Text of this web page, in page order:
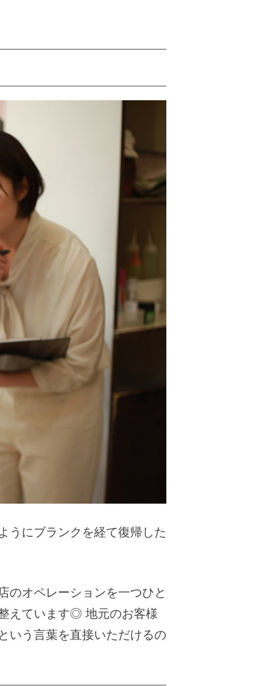
うにブランクを経て復帰した
のオペレーションを一つひと
えています◎ 地元のお客様
いう言葉を直接いただけるの